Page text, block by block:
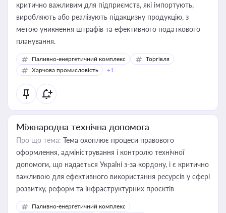
критично важливим для підприємств, які імпортують,
виробляють або реалізують підакцизну продукцію, з
метою уникнення штрафів та ефективного податкового
планування.
Паливно-енергетичний комплекс
Торгівля
Харчова промисловість
+1
Міжнародна технічна допомога
Про що тема: Тема охоплює процеси правового
оформлення, адміністрування і контролю технічної
допомоги, що надається Україні з-за кордону, і є критично
важливою для ефективного використання ресурсів у сфері
розвитку, реформ та інфраструктурних проєктів
Паливно-енергетичний комплекс